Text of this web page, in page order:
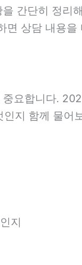
간단히 정
상담 내용
요합니다.
지 함께 물어
지